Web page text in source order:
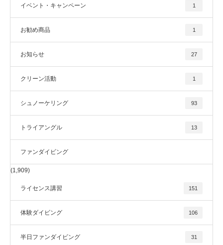
イベント・キャンペーン 1
お勧め商品 1
お知らせ 27
クリーン活動 1
シュノーケリング 93
トライアングル 13
ファンダイビング
(1,909)
ライセンス講習 151
体験ダイビング 106
半日ファンダイビング 31